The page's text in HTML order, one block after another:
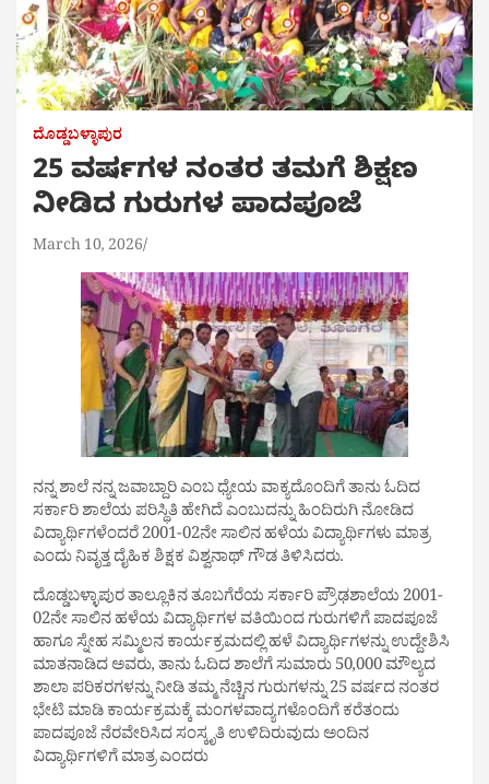
ದೊಡ್ಡಬಳ್ಳಾಪುರ
25 ವರ್ಷಗಳ ನಂತರ ತಮಗೆ ಶಿಕ್ಷಣ
ನೀಡಿದ ಗುರುಗಳ ಪಾದಪೂಜೆ
March 10, 2026
ನನ್ನ ಶಾಲೆ ನನ್ನ ಜವಾಬ್ದಾರಿ ಎಂಬ ಧ್ಯೇಯ ವಾಕ್ಯದೊಂದಿಗೆ ತಾನು ಓದಿದ
ಸರ್ಕಾರಿ ಶಾಲೆಯ ಪರಿಸ್ಥಿತಿ ಹೇಗಿದೆ ಎಂಬುದನ್ನು ಹಿಂದಿರುಗಿ ನೋಡಿದ
ವಿದ್ಯಾರ್ಥಿಗಳೆಂದರೆ 2001-02ನೇ ಸಾಲಿನ ಹಳೆಯ ವಿದ್ಯಾರ್ಥಿಗಳು ಮಾತ್ರ
ಎಂದು ನಿವೃತ್ತ ದೈಹಿಕ ಶಿಕ್ಷಕ ವಿಶ್ವನಾಥ್ ಗೌಡ ತಿಳಿಸಿದರು.
ದೊಡ್ಡಬಳ್ಳಾಪುರ ತಾಲ್ಲೂಕಿನ ತೂಬಗೆರೆಯ ಸರ್ಕಾರಿ ಪ್ರೌಢಶಾಲೆಯ 2001-
02ನೇ ಸಾಲಿನ ಹಳೆಯ ವಿದ್ಯಾರ್ಥಿಗಳ ವತಿಯಿಂದ ಗುರುಗಳಿಗೆ ಪಾದಪೂಜೆ
ಹಾಗೂ ಸ್ನೇಹ ಸಮ್ಮಿಲನ ಕಾರ್ಯಕ್ರಮದಲ್ಲಿ ಹಳೆ ವಿದ್ಯಾರ್ಥಿಗಳನ್ನು ಉದ್ದೇಶಿಸಿ
ಮಾತನಾಡಿದ ಅವರು, ತಾನು ಓದಿದ ಶಾಲೆಗೆ ಸುಮಾರು 50,000 ಮೌಲ್ಯದ
ಶಾಲಾ ಪರಿಕರಗಳನ್ನು ನೀಡಿ ತಮ್ಮ ನೆಚ್ಚಿನ ಗುರುಗಳನ್ನು 25 ವರ್ಷದ ನಂತರ
ಭೇಟಿ ಮಾಡಿ ಕಾರ್ಯಕ್ರಮಕ್ಕೆ ಮಂಗಳವಾದ್ಯಗಳೊಂದಿಗೆ ಕರೆತಂದು
ಪಾದಪೂಜೆ ನೆರವೇರಿಸಿದ ಸಂಸ್ಕೃತಿ ಉಳಿದಿರುವುದು ಅಂದಿನ
ವಿದ್ಯಾರ್ಥಿಗಳಿಗೆ ಮಾತ್ರ ಎಂದರು